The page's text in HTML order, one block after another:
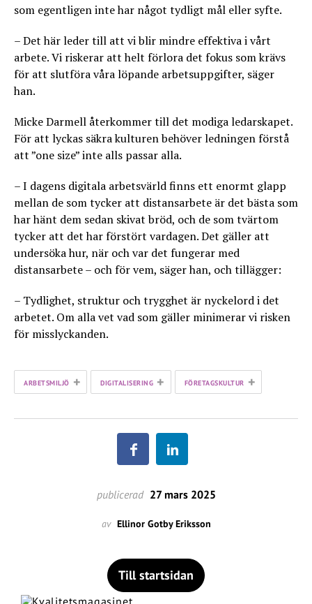
som egentligen inte har något tydligt mål eller syfte.
– Det här leder till att vi blir mindre effektiva i vårt
arbete. Vi riskerar att helt förlora det fokus som krävs
för att slutföra våra löpande arbetsuppgifter, säger
han.
Micke Darmell återkommer till det modiga ledarskapet.
För att lyckas säkra kulturen behöver ledningen förstå
att ”one size” inte alls passar alla.
– I dagens digitala arbetsvärld finns ett enormt glapp
mellan de som tycker att distansarbete är det bästa som
har hänt dem sedan skivat bröd, och de som tvärtom
tycker att det har förstört vardagen. Det gäller att
undersöka hur, när och var det fungerar med
distansarbete – och för vem, säger han, och tillägger:
– Tydlighet, struktur och trygghet är nyckelord i det
arbetet. Om alla vet vad som gäller minimerar vi risken
för misslyckanden.
ARBETSMILJÖ + DIGITALISERING + FÖRETAGSKULTUR +
publicerad 27 mars 2025
av Ellinor Gotby Eriksson
Till startsidan